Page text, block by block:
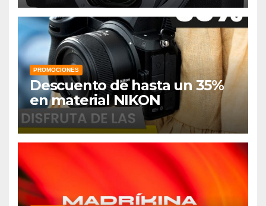
PROMOCIONES
Descuento de hasta un 35%
en material NIKON